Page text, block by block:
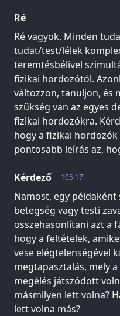
Ré
Ré vagyok. Minden
tudat/test/lélek
teremtésbélivel
fizikai hordozótól.
változzon, tanuljon, és
szükség van az egyes
fizikai hordozókra.
hogy a fizikai
pontosabb leírás az,
105.17
Kérdező
Namost, egy
betegség vagy testi
összehasonlítani azt a
hogy a feltételek,
vese elégtelenségével
megtapasztalás, mely
megélés játszódott
másmilyen lett volna?
lett volna más?